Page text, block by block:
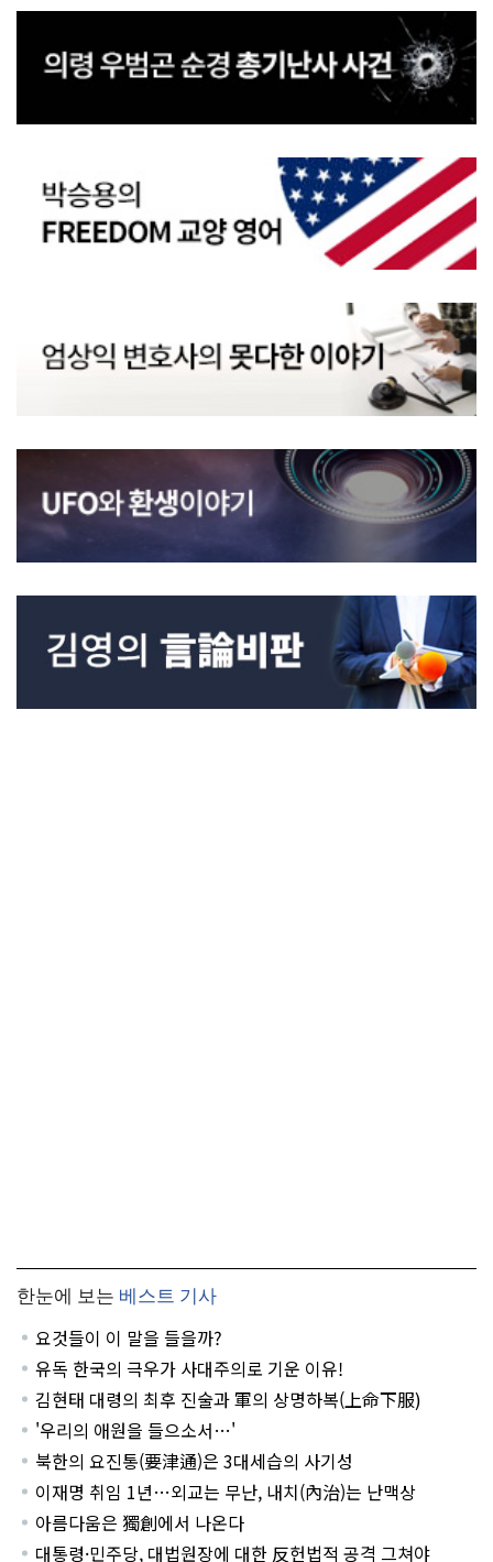
한눈에 보는 베스트 기사
요것들이 이 말을 들을까?
유독 한국의 극우가 사대주의로 기운 이유!
김현태 대령의 최후 진술과 軍의 상명하복(上命下服)
'우리의 애원을 들으소서…'
북한의 요진통(要津通)은 3대세습의 사기성
이재명 취임 1년…외교는 무난, 내치(內治)는 난맥상
아름다움은 獨創에서 나온다
대통령·민주당, 대법원장에 대한 反헌법적 공격 그쳐야